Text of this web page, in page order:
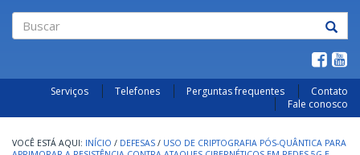
Serviços Telefones Perguntas frequentes
Contato
Fale conosco
INÍCIO / DEFESAS / USO DE CRIPTOGRAFIA PÓS-QUÂNTICA PARA